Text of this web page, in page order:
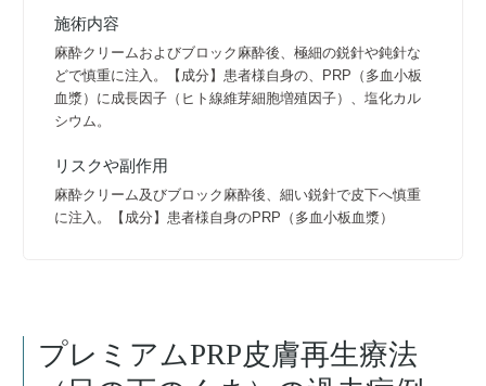
施術内容
麻酔クリームおよびブロック麻酔後、極細の鋭針や鈍針な
どで慎重に注入。【成分】患者様自身の、PRP（多血小板
血漿）に成長因子（ヒト線維芽細胞増殖因子）、塩化カル
シウム。
リスクや副作用
麻酔クリーム及びブロック麻酔後、細い鋭針で皮下へ慎重
に注入。【成分】患者様自身のPRP（多血小板血漿）
プレミアムPRP皮膚再生療法